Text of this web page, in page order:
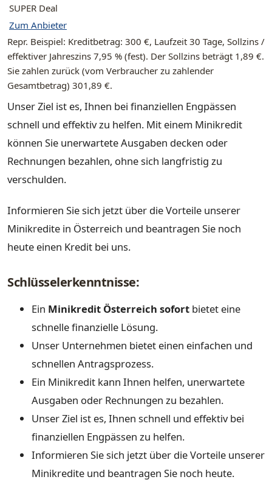
SUPER Deal
Zum Anbieter
Repr. Beispiel: Kreditbetrag: 300 €, Laufzeit 30 Tage, Sollzins /
effektiver Jahreszins 7,95 % (fest). Der Sollzins beträgt 1,89 €.
Sie zahlen zurück (vom Verbraucher zu zahlender
Gesamtbetrag) 301,89 €.
Unser Ziel ist es, Ihnen bei finanziellen Engpässen
schnell und effektiv zu helfen. Mit einem Minikredit
können Sie unerwartete Ausgaben decken oder
Rechnungen bezahlen, ohne sich langfristig zu
verschulden.
Informieren Sie sich jetzt über die Vorteile unserer
Minikredite in Österreich und beantragen Sie noch
heute einen Kredit bei uns.
Schlüsselerkenntnisse:
Ein Minikredit Österreich sofort bietet eine
schnelle finanzielle Lösung.
Unser Unternehmen bietet einen einfachen und
schnellen Antragsprozess.
Ein Minikredit kann Ihnen helfen, unerwartete
Ausgaben oder Rechnungen zu bezahlen.
Unser Ziel ist es, Ihnen schnell und effektiv bei
finanziellen Engpässen zu helfen.
Informieren Sie sich jetzt über die Vorteile unserer
Minikredite und beantragen Sie noch heute.